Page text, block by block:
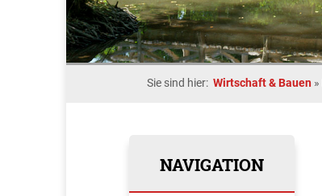
Sie sind hier: Wirtschaft & Bauen »
NAVIGATION